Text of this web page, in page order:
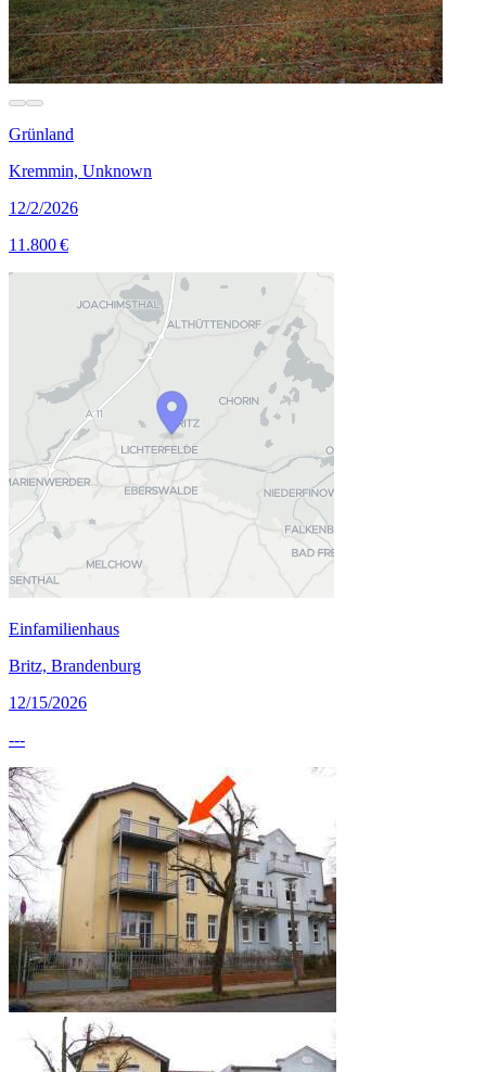
Grünland
Kremmin, Unknown
12/2/2026
11.800 €
Einfamilienhaus
Britz, Brandenburg
12/15/2026
---